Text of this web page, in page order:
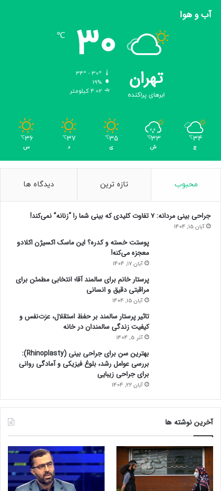
آب و هوا
تهران
ابرهای پراکنده
30
℃
19%
4.02 کیلومتر
34
℃
ج
33
℃
ش
35
℃
ی
37
℃
د
36
℃
س
محبوب تازه ترین دیدگاه ها
جراحی بینی مردانه: ۷ تفاوت کلیدی که بینی شما را “زنانه” نمی‌کند!
آبان 15, 1404
پوستت خسته و کدره؟ این ماسک اکسیژن اکلادو
معجزه می‌کنه!
آبان 17, 1404
پرستار خانم برای سالمند آقا؛ انتخابی مطمئن برای
مراقبتی دقیق و انسانی
آبان 15, 1404
تاثیر پرستار سالمند بر حفظ استقلال، عزت‌نفس و
کیفیت زندگی سالمندان در خانه
آذر 5, 1404
بهترین سن برای جراحی بینی (Rhinoplasty):
بررسی عوامل رشد، بلوغ فیزیکی و آمادگی روانی
برای جراحی زیبایی
آبان 22, 1404
آخرین نوشته ها